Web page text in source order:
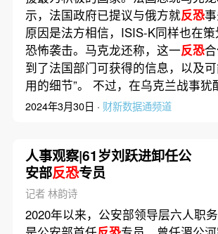
示，法国政府已提议与俄方就反恐
原因是法方相信，ISIS-K同样也在
恐怖袭击。马克龙还称，这一反恐
到了法国部门可获得的信息，以及
用的细节”。 不过，在乌克兰战事
2024年3月30日 · 财新数据通频道
人事观察|61岁刘跃进卸任公
安部反恐专员
记者 林韵诗
2020年以来，公安部领导层六人职